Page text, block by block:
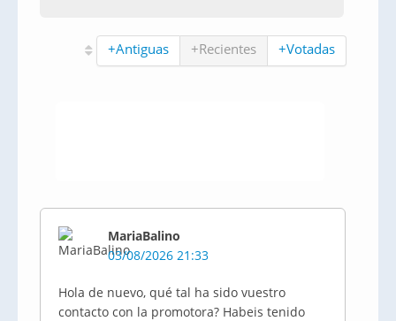
+Antiguas +Recientes +Votadas
MariaBalino
03/08/2026 21:33
Hola de nuevo, qué tal ha sido vuestro
contacto con la promotora? Habeis tenido